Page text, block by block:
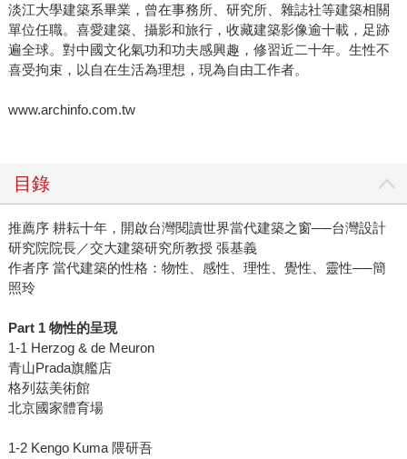
淡江大學建築系畢業，曾在事務所、研究所、雜誌社等建築相關
單位任職。喜愛建築、攝影和旅行，收藏建築影像逾十載，足跡
遍全球。對中國文化氣功和功夫感興趣，修習近二十年。生性不
喜受拘束，以自在生活為理想，現為自由工作者。
www.archinfo.com.tw
目錄
推薦序 耕耘十年，開啟台灣閱讀世界當代建築之窗──台灣設計
研究院院長／交大建築研究所教授 張基義
作者序 當代建築的性格：物性、感性、理性、覺性、靈性──簡
照玲
Part 1 物性的呈現
1-1 Herzog & de Meuron
青山Prada旗艦店
格列茲美術館
北京國家體育場
1-2 Kengo Kuma 隈研吾